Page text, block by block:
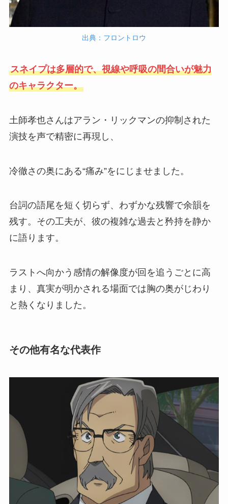
出典：フロントロウ
スネイプは多層的で、視線や呼吸の間合いが魅力
のキャラクター。
土師孝也さんはアラン・リックマンの抑制された
演技を声で精密に再現し、
冷徹さの奥にある“痛み”をにじませました。
台詞の語尾を短く切らず、わずかな残響で余韻を
残す。その工夫が、彼の複雑な過去と矜持を静か
に語ります。
ラストへ向かう感情の解像度が回を追うごとに高
まり、真実が明かされる場面では胸の奥がじわり
と熱くなりました。
その他有名な代表作